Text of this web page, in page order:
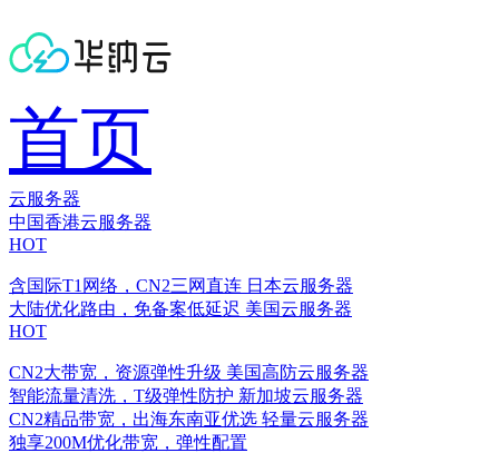
首页
云服务器
中国香港云服务器
HOT
含国际T1网络，CN2三网直连 日本云服务器
大陆优化路由，免备案低延迟 美国云服务器
HOT
CN2大带宽，资源弹性升级 美国高防云服务器
智能流量清洗，T级弹性防护 新加坡云服务器
CN2精品带宽，出海东南亚优选 轻量云服务器
独享200M优化带宽，弹性配置